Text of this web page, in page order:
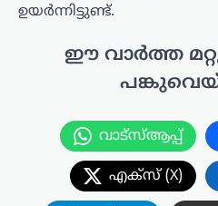
ഉയർന്നിട്ടുണ്ട്.
ഈ വാർത്ത
വാട്സ്ആപ്പ്
എക്സ് (X)